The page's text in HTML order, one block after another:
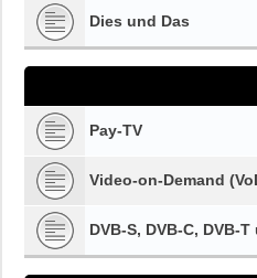
Dies und Das
Pay-TV
Video-on-Demand
DVB-S, DVB-C, DVB-